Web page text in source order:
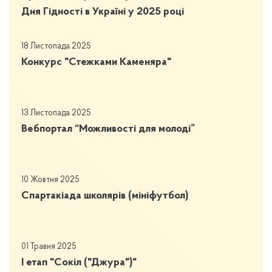
Дня Гідності в Україні у 2025 році
18 Листопада 2025
Конкурс "Стежками Каменяра"
13 Листопада 2025
Вебпортал “Можливості для молоді”
10 Жовтня 2025
Спартакіада школярів (мініфутбол)
01 Травня 2025
І етап "Сокіл ("Джура")"